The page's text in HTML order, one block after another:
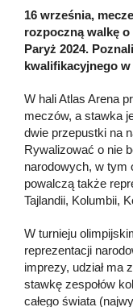
16 września,
rozpoczną walkę
Paryż 2024.
kwalifikacyjnego
W hali Atlas Arena
meczów, a stawka
dwie przepustki na
Rywalizować o nie
narodowych, w tym
powalczą także
Tajlandii, Kolumbii,
W turnieju
reprezentacji
imprezy, udział ma
stawkę zespołów
całego świata